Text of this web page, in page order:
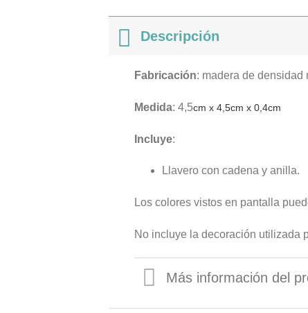
Descripción
Fabricación: madera de densidad
Medida: 4,5cm x 4,5cm x 0,4cm
Incluye:
Llavero con cadena y anilla.
Los colores vistos en pantalla
No incluye la decoración utilizada
Más información del